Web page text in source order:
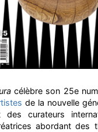
célèbre son 25e
de la nouvelle
des curateurs
abordant des